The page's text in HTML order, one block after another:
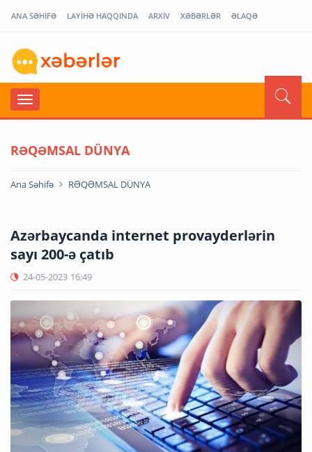
ANA SƏHİFƏ LAYİHƏ HAQQINDA ARXİV XƏBƏRLƏR ƏLAQƏ
RƏQƏMSAL DÜNYA
Ana Səhifə RƏQƏMSAL DÜNYA
Azərbaycanda internet provayderlərin
sayı 200-ə çatıb
24-05-2023 16:49